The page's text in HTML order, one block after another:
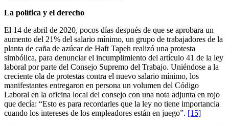
La política y el derecho
El 14 de abril de 2020, pocos días después de que se aprobara un
aumento del 21% del salario mínimo, un grupo de trabajadores de la
planta de caña de azúcar de Haft Tapeh realizó una protesta
simbólica, para denunciar el incumplimiento del artículo 41 de la ley
laboral por parte del Consejo Supremo del Trabajo. Uniéndose a la
creciente ola de protestas contra el nuevo salario mínimo, los
manifestantes entregaron en persona un volumen del Código
Laboral en la oficina local del consejo con una nota adjunta en rojo
que decía: “Esto es para recordarles que la ley no tiene importancia
cuando los intereses de los empleadores están en juego”. [15]